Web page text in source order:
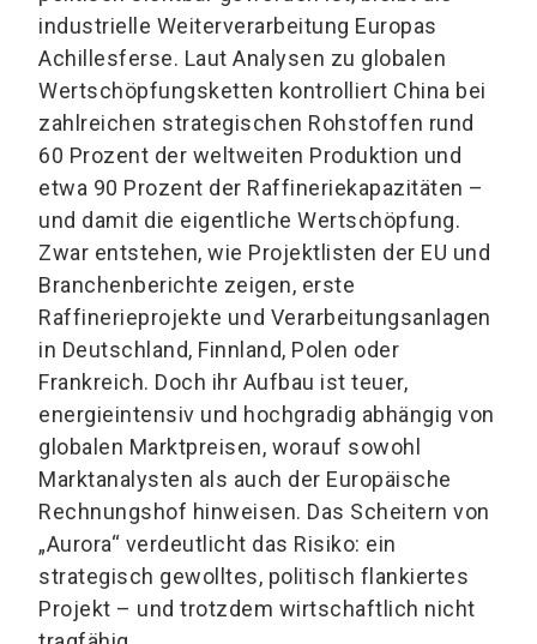
industrielle Weiterverarbeitung Europas
Achillesferse. Laut Analysen zu globalen
Wertschöpfungsketten kontrolliert China bei
zahlreichen strategischen Rohstoffen rund
60 Prozent der weltweiten Produktion und
etwa 90 Prozent der Raffineriekapazitäten –
und damit die eigentliche Wertschöpfung.
Zwar entstehen, wie Projektlisten der EU und
Branchenberichte zeigen, erste
Raffinerieprojekte und Verarbeitungsanlagen
in Deutschland, Finnland, Polen oder
Frankreich. Doch ihr Aufbau ist teuer,
energieintensiv und hochgradig abhängig von
globalen Marktpreisen, worauf sowohl
Marktanalysten als auch der Europäische
Rechnungshof hinweisen. Das Scheitern von
„Aurora“ verdeutlicht das Risiko: ein
strategisch gewolltes, politisch flankiertes
Projekt – und trotzdem wirtschaftlich nicht